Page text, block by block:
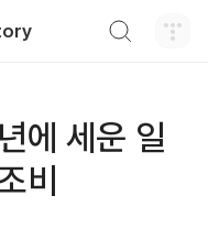
에 세운 일
비